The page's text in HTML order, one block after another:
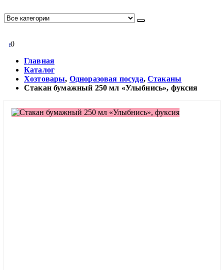
00
Главная
Каталог
Хозтовары, Одноразовая посуда, Стаканы
Стакан бумажный 250 мл «Улыбнись», фуксия